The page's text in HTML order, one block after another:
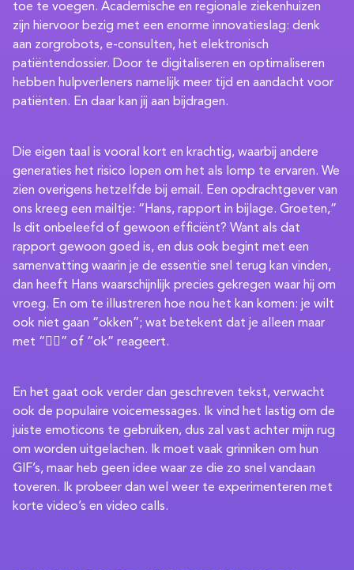
toe te voegen. Academische en regionale ziekenhuizen
zijn hiervoor bezig met een enorme innovatieslag: denk
aan zorgrobots, e-consulten, het elektronisch
patiëntendossier. Door te digitaliseren en optimaliseren
hebben hulpverleners namelijk meer tijd en aandacht voor
patiënten. En daar kan jij aan bijdragen.
Die eigen taal is vooral kort en krachtig, waarbij andere
generaties het risico lopen om het als lomp te ervaren. We
zien overigens hetzelfde bij email. Een opdrachtgever van
ons kreeg een mailtje: “Hans, rapport in bijlage. Groeten,”
Is dit onbeleefd of gewoon efficiënt? Want als dat
rapport gewoon goed is, en dus ook begint met een
samenvatting waarin je de essentie snel terug kan vinden,
dan heeft Hans waarschijnlijk precies gekregen waar hij om
vroeg. En om te illustreren hoe nou het kan komen: je wilt
ook niet gaan “okken”; wat betekent dat je alleen maar
met “👍🏻” of “ok” reageert.
En het gaat ook verder dan geschreven tekst, verwacht
ook de populaire voicemessages. Ik vind het lastig om de
juiste emoticons te gebruiken, dus zal vast achter mijn rug
om worden uitgelachen. Ik moet vaak grinniken om hun
GIF’s, maar heb geen idee waar ze die zo snel vandaan
toveren. Ik probeer dan wel weer te experimenteren met
korte video’s en video calls.